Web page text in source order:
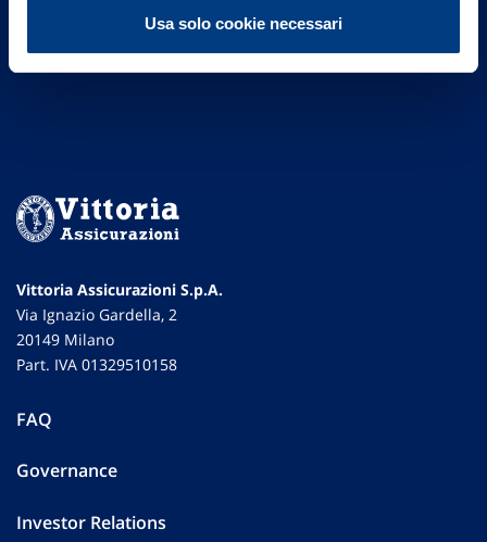
Usa solo cookie necessari
Vittoria Assicurazioni S.p.A.
Via Ignazio Gardella, 2
20149 Milano
Part. IVA 01329510158
FAQ
Governance
Investor Relations